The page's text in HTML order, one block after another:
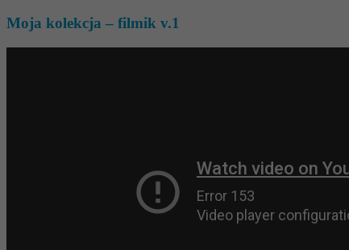
Moja kolekcja – filmik v.1